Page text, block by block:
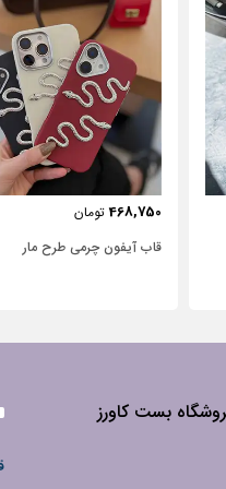
443,750 تومان
قاب آیفون شفاف با پاپیون
بست کاورز